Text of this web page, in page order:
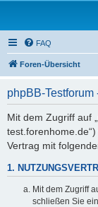
FAQ
Foren-Übersicht
phpBB-
Mit dem Zugriff auf
Vertrag mit
1.
Mit dem Zugriff
schließen Sie